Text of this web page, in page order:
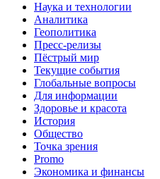
Наука и технологии
Аналитика
Геополитика
Пресс-релизы
Пёстрый мир
Текущие события
Глобальные вопросы
Для информации
Здоровье и красота
История
Общество
Точка зрения
Promo
Экономика и финансы